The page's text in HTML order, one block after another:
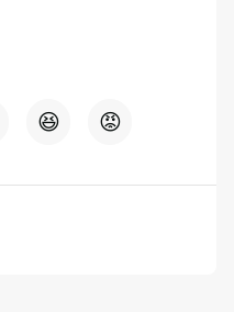
😆 😡